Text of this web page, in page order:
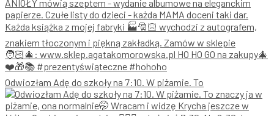
Odwiozłam Adę do szkoły na 7:10. W piżamie. To